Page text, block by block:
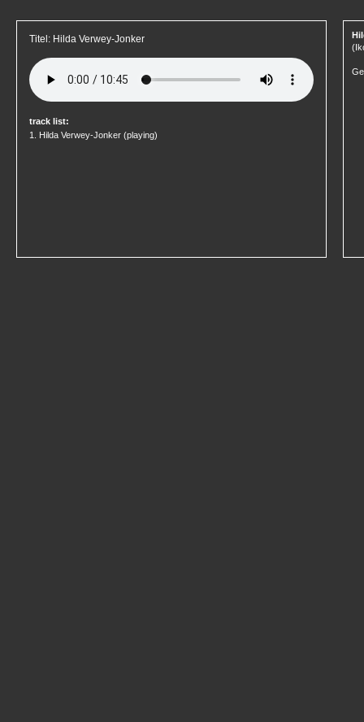
Titel: Hilda Verwey-Jonker
track list:
1. Hilda Verwey-Jonker (playing)